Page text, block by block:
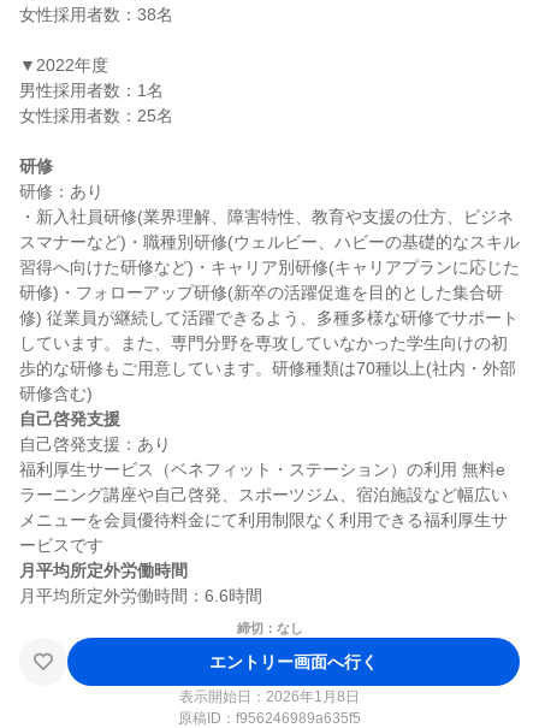
女性採用者数：38名
▼2022年度
男性採用者数：1名
女性採用者数：25名
研修
研修：あり
・新入社員研修(業界理解、障害特性、教育や支援の仕方、ビジネ
スマナーなど)・職種別研修(ウェルビー、ハビーの基礎的なスキル
習得へ向けた研修など)・キャリア別研修(キャリアプランに応じた
研修)・フォローアップ研修(新卒の活躍促進を目的とした集合研
修) 従業員が継続して活躍できるよう、多種多様な研修でサポート
しています。また、専門分野を専攻していなかった学生向けの初
歩的な研修もご用意しています。研修種類は70種以上(社内・外部
自己啓発支援
自己啓発支援：あり
福利厚生サービス（ベネフィット・ステーション）の利用 無料e
ラーニング講座や自己啓発、スポーツジム、宿泊施設など幅広い
メニューを会員優待料金にて利用制限なく利用できる福利厚生サ
月平均所定外労働時間
締切：なし
エントリー画面へ行く
表示開始日：2026年1月8日
原稿ID： f956246989a635f5